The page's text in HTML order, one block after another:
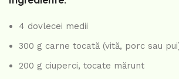
4 dovlecei medii
300 g carne tocată (vită, porc sau
200 g ciuperci, tocate mărunt